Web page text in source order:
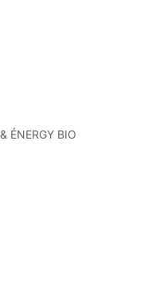
ÉNERGY BIO